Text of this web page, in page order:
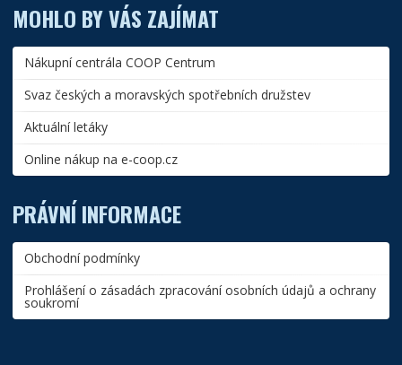
MOHLO BY VÁS ZAJÍMAT
Nákupní centrála COOP Centrum
Svaz českých a moravských spotřebních družstev
Aktuální letáky
Online nákup na e-coop.cz
PRÁVNÍ INFORMACE
Obchodní podmínky
Prohlášení o zásadách zpracování osobních údajů a ochrany
soukromí